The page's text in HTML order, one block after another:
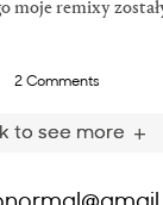
moje remixy
2 Comments
to see more